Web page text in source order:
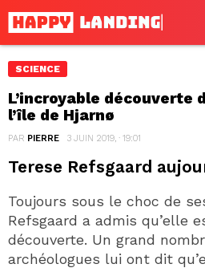
SCIENCE
L’incroyable découverte
l’île de Hjarnø
PAR PIERRE 3 JUIN 2019, · 19:01
Terese Refsgaard
Toujours sous le choc de
Refsgaard a admis qu’elle
découverte. Un grand
archéologues lui ont dit